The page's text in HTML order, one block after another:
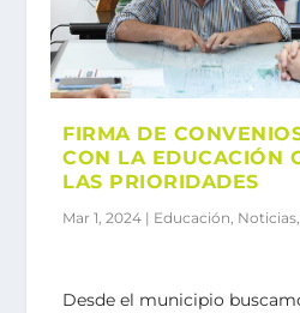
FIRMA DE
CON LA EDUCACIÓN
LAS PRIORIDADES
Mar 1, 2024 | Educación Noticias
Desde el municipio